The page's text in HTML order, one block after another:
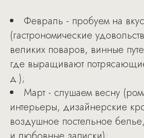
Февраль - пробуем на вкус
(гастрономические
великих поваров, винные
где выращивают
д.);
Март - слушаем весну
интерьеры, дизайнерские
воздушное постельное